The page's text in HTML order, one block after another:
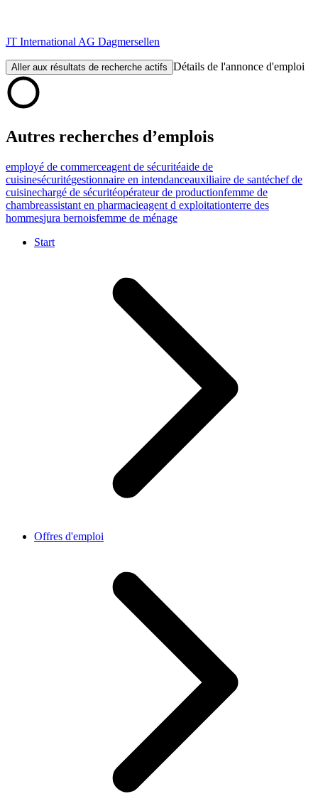
JT International AG Dagmersellen
Aller aux résultats de recherche actifs Détails de l'annonce d'emploi
Autres recherches d’emplois
employé de commerceagent de sécuritéaide de
cuisinesécuritégestionnaire en intendanceauxiliaire de santéchef de
cuisinechargé de sécuritéopérateur de productionfemme de
chambreassistant en pharmacieagent d exploitationterre des
hommesjura bernoisfemme de ménage
Start
Offres d'emploi